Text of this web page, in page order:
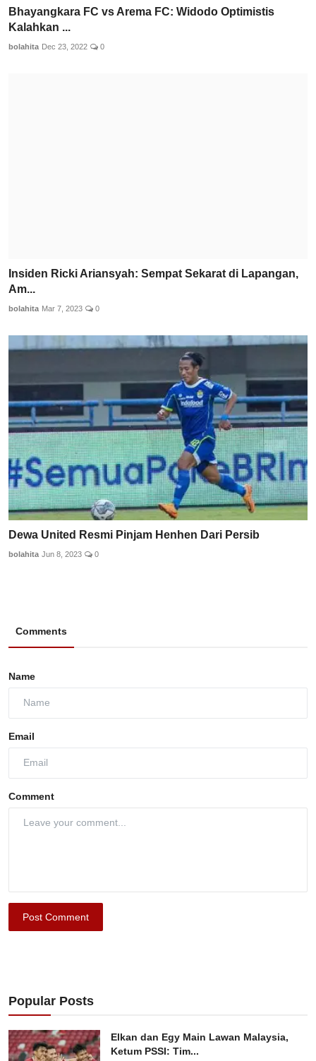
Bhayangkara FC vs Arema FC: Widodo Optimistis
Kalahkan ...
bolahita Dec 23, 2022 0
Insiden Ricki Ariansyah: Sempat Sekarat di Lapangan,
Am...
bolahita Mar 7, 2023 0
Dewa United Resmi Pinjam Henhen Dari Persib
bolahita Jun 8, 2023 0
Comments
Name
Email
Comment
Post Comment
Popular Posts
Elkan dan Egy Main Lawan Malaysia,
Ketum PSSI: Tim...